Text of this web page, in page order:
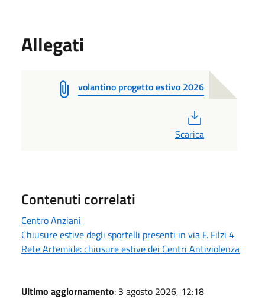
Allegati
volantino progetto estivo 2026
Scarica
Contenuti correlati
Centro Anziani
Chiusure estive degli sportelli presenti in via F. Filzi 4
Rete Artemide: chiusure estive dei Centri Antiviolenza
Ultimo aggiornamento: 3 agosto 2026, 12:18